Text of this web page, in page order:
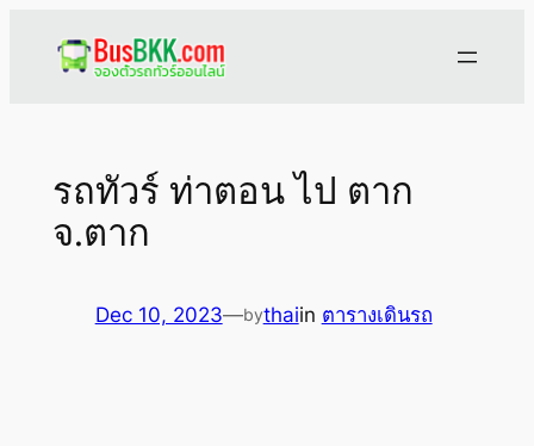
รถทัวร์ ท่าตอน ไป ตาก
จ.ตาก
Dec 10, 2023—bythaiin ตารางเดินรถ